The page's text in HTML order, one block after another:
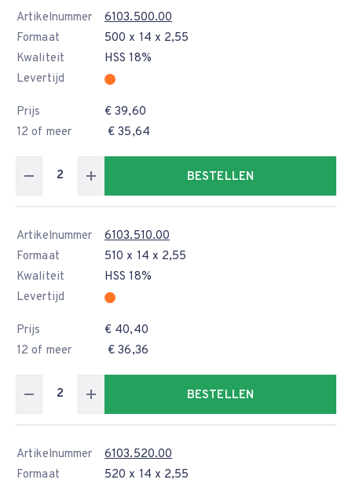
Artikelnummer
6103.500.00
Formaat
500 x 14 x 2,55
Kwaliteit
HSS 18%
Levertijd
Prijs
€ 39,60
12 of meer
€ 35,64
BESTELLEN
Artikelnummer
6103.510.00
Formaat
510 x 14 x 2,55
Kwaliteit
HSS 18%
Levertijd
Prijs
€ 40,40
12 of meer
€ 36,36
BESTELLEN
Artikelnummer
6103.520.00
Formaat
520 x 14 x 2,55